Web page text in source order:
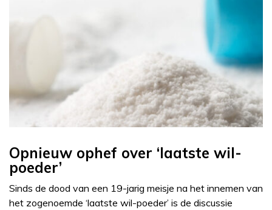
Opnieuw ophef over ‘laatste wil-
poeder’
Sinds de dood van een 19-jarig meisje na het innemen van
het zogenoemde ‘laatste wil-poeder’ is de discussie